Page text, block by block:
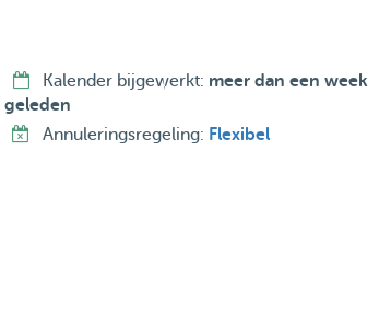
make friends and take care of your pet. I have
a park nearby that is perfect for a walk.
them and help you with your pet. I am already
Kalender bijgewerkt: meer dan een week
geleden
Annuleringsregeling: Flexibel